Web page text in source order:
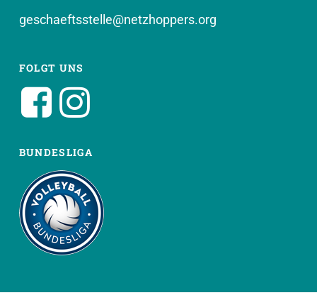
geschaeftsstelle@netzhoppers.org
FOLGT UNS
BUNDESLIGA